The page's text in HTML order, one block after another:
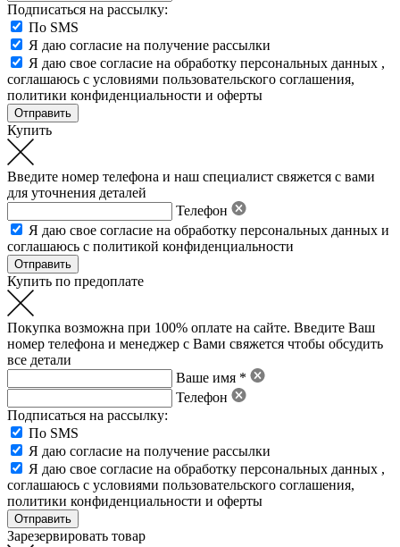
Подписаться на рассылку:
По SMS
Я даю согласие на получение рассылки
Я даю свое согласие на обработку персональных данных ,
соглашаюсь с условиями пользовательского соглашения,
политики конфиденциальности и оферты
Купить
Введите номер телефона и наш специалист свяжется с вами
для уточнения деталей
Телефон
Я даю свое согласие на обработку персональных данных и
соглашаюсь с политикой конфиденциальности
Купить по предоплате
Покупка возможна при 100% оплате на сайте. Введите Ваш
номер телефона и менеджер с Вами свяжется чтобы обсудить
все детали
Ваше имя *
Телефон
Подписаться на рассылку:
По SMS
Я даю согласие на получение рассылки
Я даю свое согласие на обработку персональных данных ,
соглашаюсь с условиями пользовательского соглашения,
политики конфиденциальности и оферты
Зарезервировать товар